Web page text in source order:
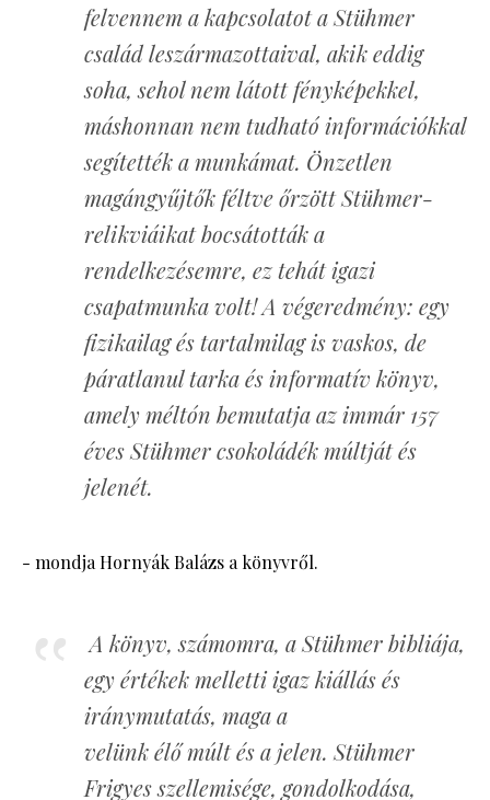
felvennem a kapcsolatot a Stühmer
család leszármazottaival, akik eddig
soha, sehol nem látott fényképekkel,
máshonnan nem tudható információkkal
segítették a munkámat. Önzetlen
magángyűjtők féltve őrzött Stühmer-
relikviáikat bocsátották a
rendelkezésemre, ez tehát igazi
csapatmunka volt! A végeredmény: egy
fizikailag és tartalmilag is vaskos, de
páratlanul tarka és informatív könyv,
amely méltón bemutatja az immár 157
éves Stühmer csokoládék múltját és
jelenét.
- mondja Hornyák Balázs a könyvről.
A könyv, számomra, a Stühmer bibliája,
egy értékek melletti igaz kiállás és
iránymutatás, maga a
velünk élő múlt és a jelen. Stühmer
Frigyes szellemisége, gondolkodása,